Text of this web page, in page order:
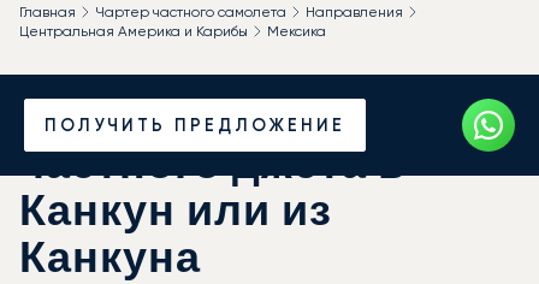
ПОЛУЧИТЬ ПРЕДЛОЖЕНИЕ
Главная Чартер частного самолета
Направления
Центральная Америка и Карибы
Мексика
Закажите аренду
частного джета в
Канкун или из
Канкуна